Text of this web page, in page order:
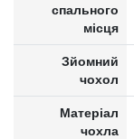
спального
місця
Зйомний
чохол
Матеріал
чохла